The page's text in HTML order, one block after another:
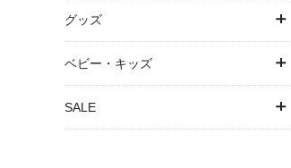
アウター
パジャマ
授乳ケープ一体型
パジャマ
パンツドレス
お宮参り
結婚式・お呼ばれ
パジャマ
バスローブ
グッズ
抱っこ紐・ヒップシート
授乳ケープ
ベビー・キッズ
ベビー
SALE